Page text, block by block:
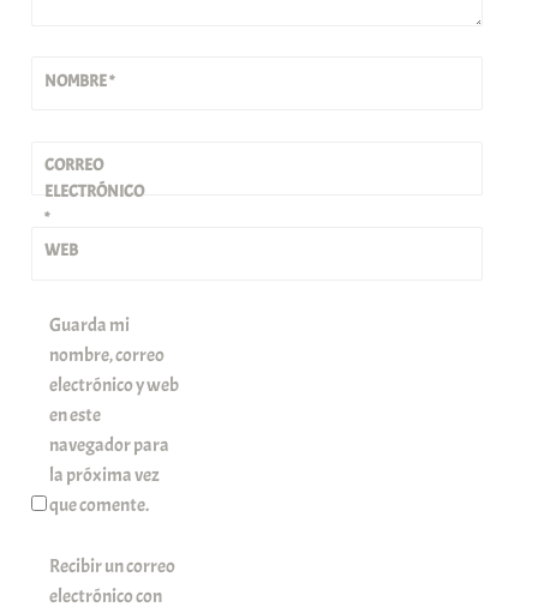
NOMBRE*
CORREO
ELECTRÓNICO
*
WEB
Guarda mi
nombre, correo
electrónico y web
en este
navegador para
la próxima vez
que comente.
Recibir un correo
electrónico con